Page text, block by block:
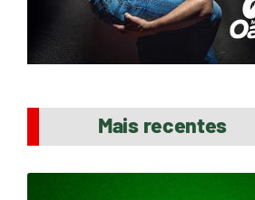
Mais recentes